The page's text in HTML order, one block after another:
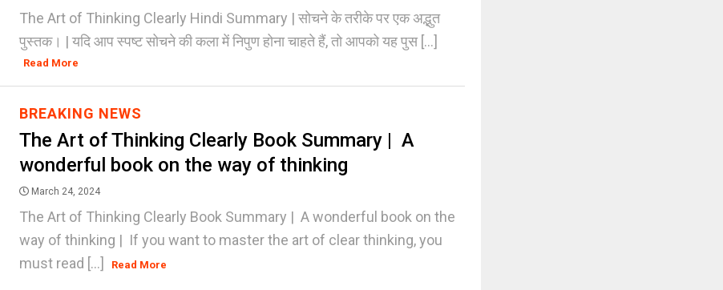
The Art of Thinking Clearly Hindi Summary | सोचने के तरीके पर एक अद्भुत
पुस्तक। | यदि आप स्पष्ट सोचने की कला में निपुण होना चाहते हैं, तो आपको यह पुस [...]
Read More
BREAKING NEWS
The Art of Thinking Clearly Book Summary | A
wonderful book on the way of thinking
March 24, 2024
The Art of Thinking Clearly Book Summary | A wonderful book on the
way of thinking | If you want to master the art of clear thinking, you
must read [...]
Read More